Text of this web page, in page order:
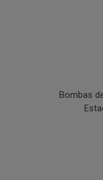
Bombas